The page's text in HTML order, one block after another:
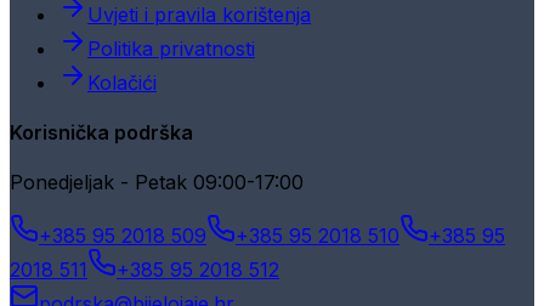
Uvjeti i pravila korištenja
Politika privatnosti
Kolačići
Korisnička podrška
Ponedjeljak - Petak 09:00-17:00
+385 95 2018 509 +385 95 2018 510
+385 95
2018 511
+385 95 2018 512